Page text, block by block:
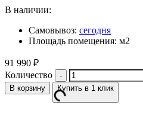
В наличии:
Самовывоз: сегодня
Площадь помещения: м2
91 990 ₽
Количество
В корзину Купить в 1 клик